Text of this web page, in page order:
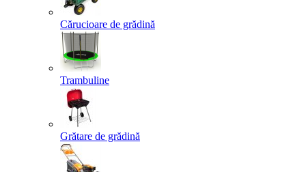
Cărucioare de grădină
Trambuline
Grătare de grădină